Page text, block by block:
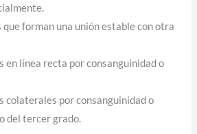
que forman una unión estable con otra
en línea recta por consanguinidad o
colaterales por consanguinidad o
del tercer grado.